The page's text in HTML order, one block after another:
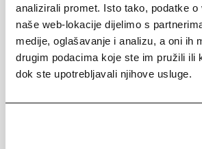
analizirali promet. Isto tako, podatke o
naše web-lokacije dijelimo s
medije, oglašavanje i analizu, a oni ih
drugim podacima koje ste im pružili ili
dok ste upotrebljavali njihove usluge.